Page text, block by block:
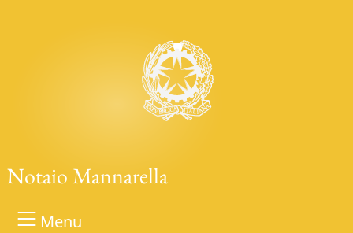
Notaio Mannarella
Menu